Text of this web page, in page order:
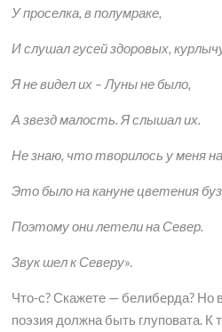
У проселка, в полумраке,
И слушал гусей здоровых,
Я не видел их – Луны не было,
А звезд малость. Я слышал их.
Не знаю, что творилось у меня
Это было на кануне цветения
Поэтому они летели на Север.
Звук шел к Северу».
Что-с? Скажете — белиберда? Но
поэзия должна быть глуповата.